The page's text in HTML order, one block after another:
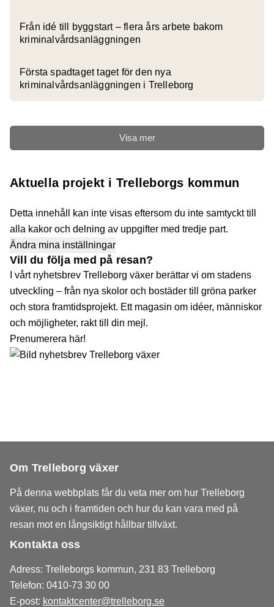
Från idé till byggstart – flera års arbete bakom
kriminalvårdsanläggningen
Första spadtaget taget för den nya
kriminalvårdsanläggningen i Trelleborg
Visa mer
Aktuella projekt i Trelleborgs kommun
Detta innehåll kan inte visas eftersom du inte samtyckt till
alla kakor och delning av uppgifter med tredje part.
Ändra mina inställningar
Vill du följa med på resan?
I vårt nyhetsbrev Trelleborg växer berättar vi om stadens
utveckling – från nya skolor och bostäder till gröna parker
och stora framtidsprojekt. Ett magasin om idéer, människor
och möjligheter, rakt till din mejl.
Prenumerera här!
Om Trelleborg växer
På denna webbplats får du veta mer om hur Trelleborg
växer, nu och i framtiden och hur du kan vara med på
resan mot en långsiktigt hållbar tillväxt.
Kontakta oss
Adress: Trelleborgs kommun, 231 83 Trelleborg
Telefon: 0410-73 30 00
E-post: kontaktcenter@trelleborg.se